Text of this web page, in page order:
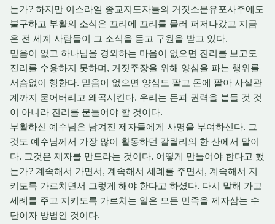
는가? 하지만 이스라엘 종교지도자들의 거짓소문유포사주에도
불구하고 부활의 소식은 꼬리에 꼬리를 물러 퍼저나갔고 지금
은 전 세계 사람들이 그 소식을 듣고 구원을 받고 있다.
믿음이 없고 하나님을 경외하는 마음이 없으면 진리를 보고도
진리를 수용하지 못하며, 거짓주장을 위해 양심을 파는 행위를
서슴없이 행한다. 믿음이 없으면 양심도 팔고 돈에 팔아 사실관
계까지 묻어버리고 왜곡시킨다. 우리는 돈과 권력을 붙들 것 것
이 아니라 진리를 붙들어야 할 것이다.
부활하신 예수님은 남겨진 제자들에게 사명을 부여하신다. 그
것도 예수님께서 가장 많이 활동하던 갈릴리의 한 산에서 말이
다. 그것은 제자를 만드라는 것이다. 어떻게 만들어야 한다고 했
는가? 계속해서 가면서, 계속해서 세례를 주면서, 계속해서 지
키도록 가르치면서 그렇게 해야 한다고 하셨다. 다시 말해 가고
세례를 주고 지키도록 가르치는 일은 모든 민족을 제자삼는 수
단이자 방법인 것이다.